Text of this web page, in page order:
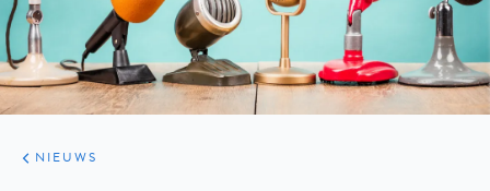
ARTIKELEN
HET
KORT
NIEUWS